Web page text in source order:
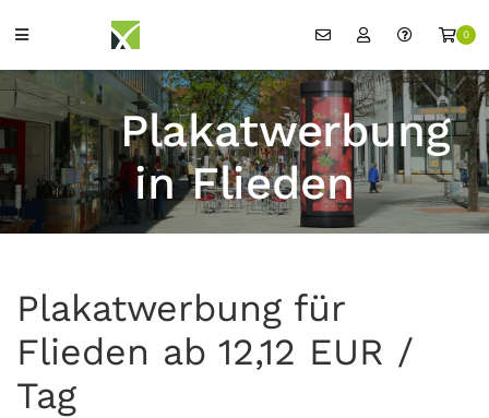
0
Plakatwerbung
in Flieden
Plakatwerbung für
Flieden ab 12,12 EUR /
Tag